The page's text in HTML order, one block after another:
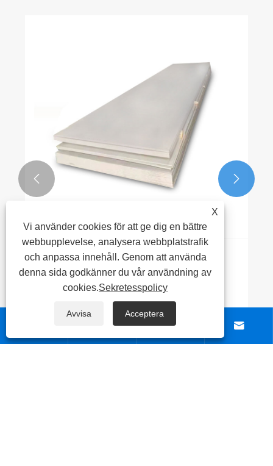
Vet du hur man identifierar äktheten av 304
rostfritt stålspole?
 
 
X
Vi använder cookies för att ge dig en bättre
webbupplevelse, analysera webbplatstrafik
och anpassa innehåll. Genom att använda
denna sida godkänner du vår användning av
cookies.Sekretesspolicy
Avvisa Acceptera